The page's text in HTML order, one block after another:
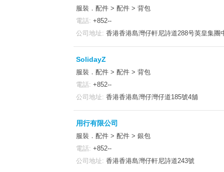
服裝．配件 > 配件 > 背包
電話: +852--
公司地址: 香港香港島灣仔軒尼詩道288号英皇集團
SolidayZ
服裝．配件 > 配件 > 背包
電話: +852--
公司地址: 香港香港島灣仔灣仔道185號4舖
用行有限公司
服裝．配件 > 配件 > 銀包
電話: +852--
公司地址: 香港香港島灣仔軒尼詩道243號